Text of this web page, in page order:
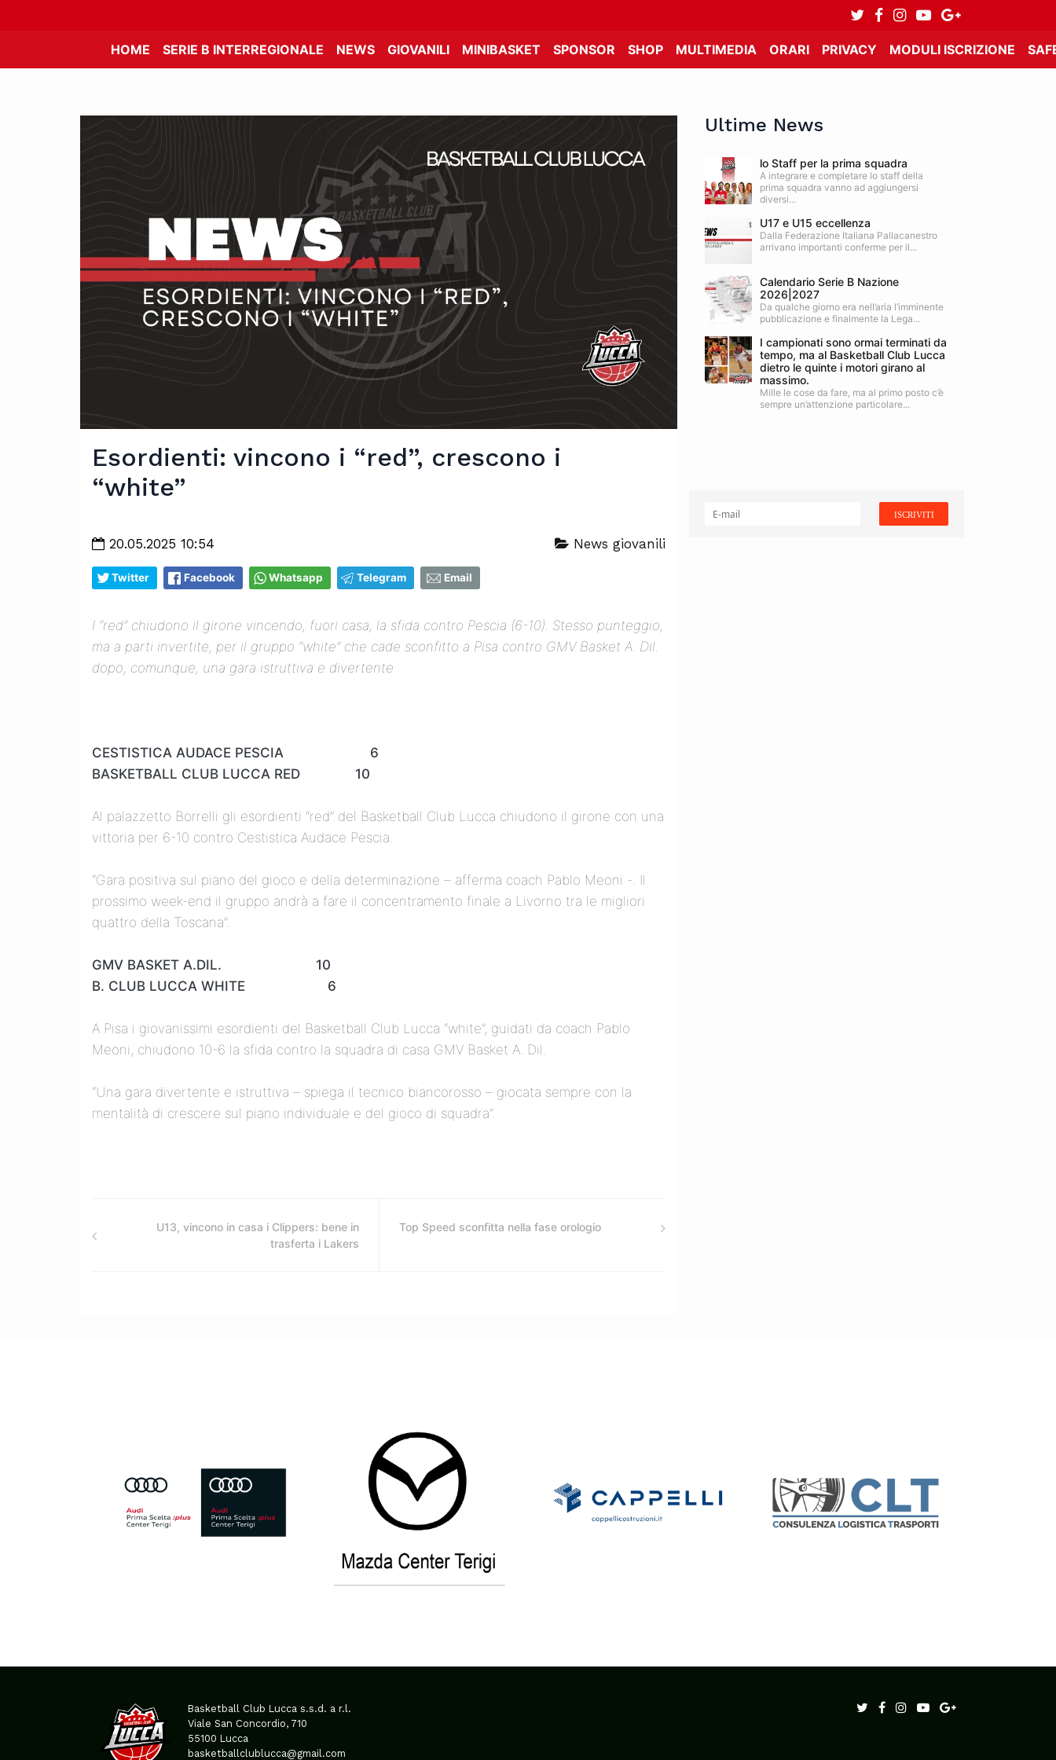
HOME SERIE B INTERREGIONALE NEWS GIOVANILI MINIBASKET SPONSOR SHOP MULTIMEDIA ORARI PRIVACY MODULI ISCRIZIONE
Esordienti: vincono i “red”, crescono i
“white”
20.05.2025 10:54 News giovanili
Twitter Facebook Whatsapp Telegram Email
I “red” chiudono il girone vincendo, fuori casa, la sfida contro Pescia (6-10). Stesso punteggio,
ma a parti invertite, per il gruppo “white” che cade sconfitto a Pisa contro GMV Basket A. Dil.
dopo, comunque, una gara istruttiva e divertente
CESTISTICA AUDACE PESCIA 6
BASKETBALL CLUB LUCCA RED 10
Al palazzetto Borrelli gli esordienti “red” del Basketball Club Lucca chiudono il girone con una
vittoria per 6-10 contro Cestistica Audace Pescia.
“Gara positiva sul piano del gioco e della determinazione – afferma coach Pablo Meoni -. Il
prossimo week-end il gruppo andrà a fare il concentramento finale a Livorno tra le migliori
quattro della Toscana”.
GMV BASKET A.DIL. 10
B. CLUB LUCCA WHITE 6
A Pisa i giovanissimi esordienti del Basketball Club Lucca “white”, guidati da coach Pablo
Meoni, chiudono 10-6 la sfida contro la squadra di casa GMV Basket A. Dil.
“Una gara divertente e istruttiva – spiega il tecnico biancorosso – giocata sempre con la
mentalità di crescere sul piano individuale e del gioco di squadra”.
U13, vincono in casa i Clippers: bene in
trasferta i Lakers
Top Speed sconfitta nella fase orologio
Ultime News
lo Staff per la prima squadra
A integrare e completare lo staff della
prima squadra vanno ad aggiungersi
diversi...
U17 e U15 eccellenza
Dalla Federazione Italiana Pallacanestro
arrivano importanti conferme per il...
Calendario Serie B Nazione
2026|2027
Da qualche giorno era nell’aria l’imminente
pubblicazione e finalmente la Lega...
I campionati sono ormai terminati da
tempo, ma al Basketball Club Lucca
dietro le quinte i motori girano al
massimo.
Mille le cose da fare, ma al primo posto c’è
sempre un’attenzione particolare...
Basketball Club Lucca s.s.d. a r.l.
Viale San Concordio, 710
55100 Lucca
basketballclublucca@gmail.com